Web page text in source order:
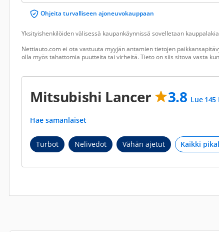
Ohjeita turvalliseen ajoneuvokauppaan
Yksityishenkilöiden välisessä kaupankäynnissä sovelletaan
Nettiauto.com ei ota vastuuta myyjän antamien tietojen
olla myös tahattomia puutteita tai virheitä. Tieto on siis sitova vasta
Mitsubishi Lancer 3.8 Lue
Hae samanlaiset
Turbot Nelivedot Vähän ajetut